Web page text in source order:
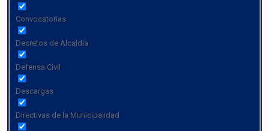
Convocatorias
Decretos de Alcaldia
Defensa Civil
Descargas
Directivas de la Municipalidad